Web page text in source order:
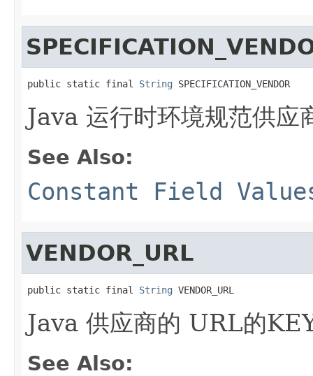
public static final String SPECIFICATION_VENDOR
Java 运行时环境规范供应
See Also:
Constant Field
VENDOR_URL
public static final String VENDOR_URL
Java 供应商的 URL的
See Also: